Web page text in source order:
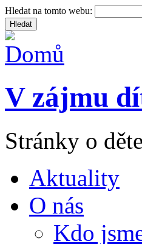
Hledat na tomto webu:
V zájmu
Stránky o
Aktuality
O nás
Kdo